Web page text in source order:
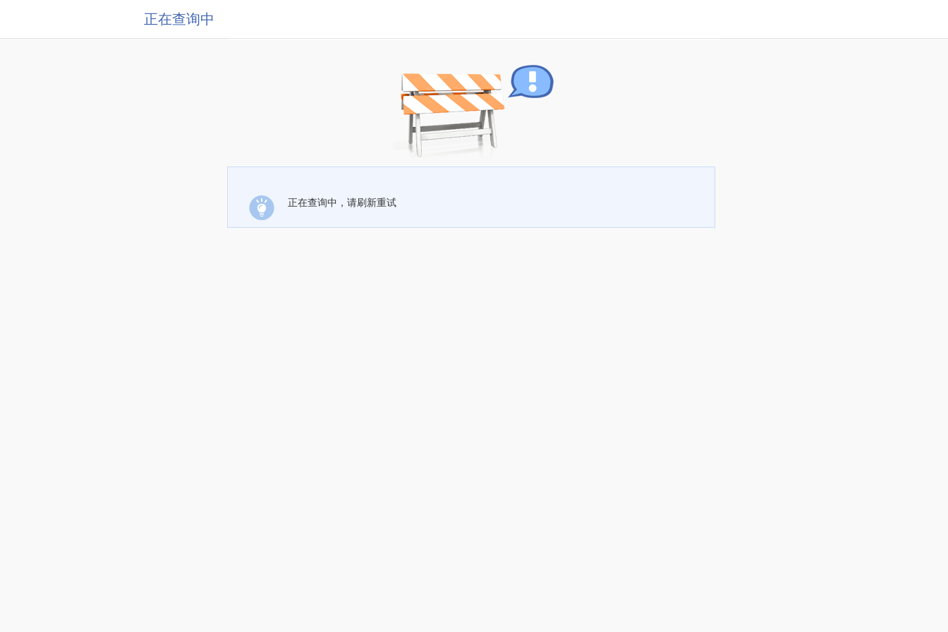
正在查询中
正在查询中，请刷新重试